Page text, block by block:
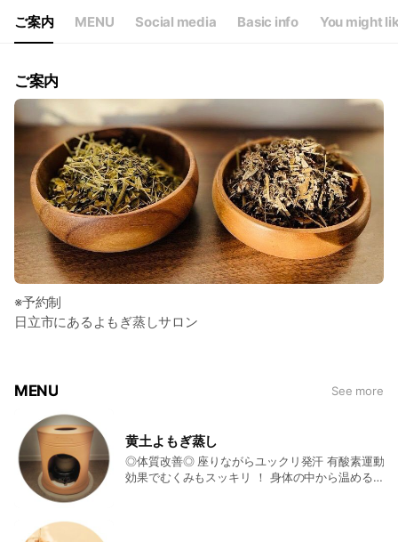
Sat11:00 - 18:00
日・祝日臨時休業アリ
ご案内 MENU Social media Basic info You might
ご案内
※予約制
日立市にあるよもぎ蒸しサロン
MENU See more
黄土よもぎ蒸し
◎体質改善◎ 座りながらユックリ発汗 有酸素運動
効果でむくみもスッキリ ！ 身体の中から温める